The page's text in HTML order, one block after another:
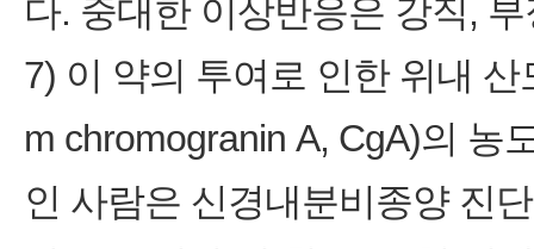
다. 중대한 이상반응은 강직,
7) 이 약의 투여로 인한 위내
m chromogranin A, CgA)의 농
인 사람은 신경내분비종양 진